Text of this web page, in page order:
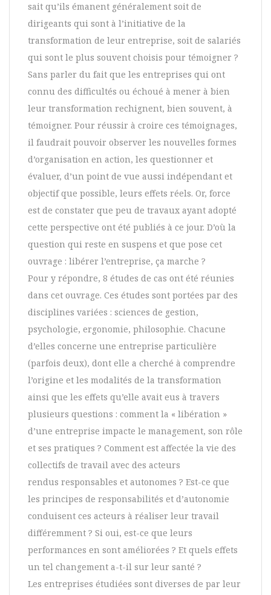
sait qu’ils émanent généralement soit de
dirigeants qui sont à l’initiative de la
transformation de leur entreprise, soit de salariés
qui sont le plus souvent choisis pour témoigner ?
Sans parler du fait que les entreprises qui ont
connu des difficultés ou échoué à mener à bien
leur transformation rechignent, bien souvent, à
témoigner. Pour réussir à croire ces témoignages,
il faudrait pouvoir observer les nouvelles formes
d’organisation en action, les questionner et
évaluer, d’un point de vue aussi indépendant et
objectif que possible, leurs effets réels. Or, force
est de constater que peu de travaux ayant adopté
cette perspective ont été publiés à ce jour. D’où la
question qui reste en suspens et que pose cet
ouvrage : libérer l’entreprise, ça marche ?
Pour y répondre, 8 études de cas ont été réunies
dans cet ouvrage. Ces études sont portées par des
disciplines variées : sciences de gestion,
psychologie, ergonomie, philosophie. Chacune
d’elles concerne une entreprise particulière
(parfois deux), dont elle a cherché à comprendre
l’origine et les modalités de la transformation
ainsi que les effets qu’elle avait eus à travers
plusieurs questions : comment la « libération »
d’une entreprise impacte le management, son rôle
et ses pratiques ? Comment est affectée la vie des
collectifs de travail avec des acteurs
rendus responsables et autonomes ? Est-ce que
les principes de responsabilités et d’autonomie
conduisent ces acteurs à réaliser leur travail
différemment ? Si oui, est-ce que leurs
performances en sont améliorées ? Et quels effets
un tel changement a-t-il sur leur santé ?
Les entreprises étudiées sont diverses de par leur